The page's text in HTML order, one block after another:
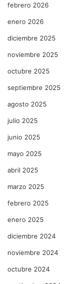
febrero 2026
enero 2026
diciembre 2025
noviembre 2025
octubre 2025
septiembre 2025
agosto 2025
julio 2025
junio 2025
mayo 2025
abril 2025
marzo 2025
febrero 2025
enero 2025
diciembre 2024
noviembre 2024
octubre 2024